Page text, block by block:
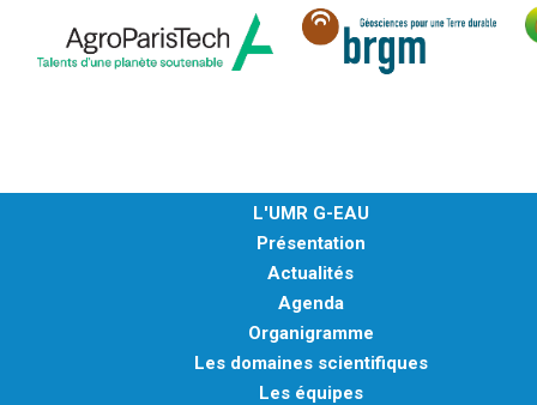
L'UMR G-EAU
Présentation
Actualités
Agenda
Organigramme
Les domaines scientifiques
Les équipes